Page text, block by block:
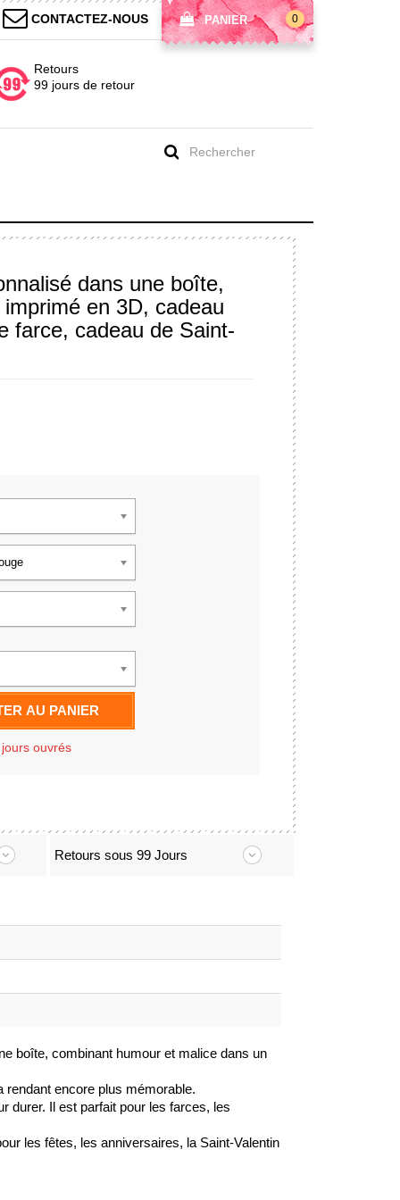
PANIER 0
CONTACTEZ-NOUS
Retours
99 jours de retour
dans une boîte,
en 3D, cadeau
farce, cadeau de Saint-
AU PANIER
ouvrés
Retours sous 99 Jours
boîte, combinant humour et malice dans un
encore plus mémorable.
durer. Il est parfait pour les farces, les
les fêtes, les anniversaires, la Saint-Valentin